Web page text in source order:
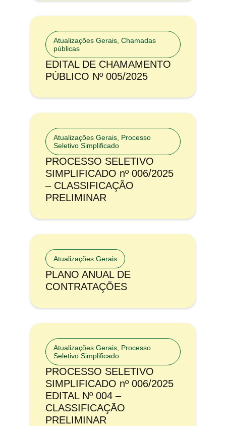
Atualizações Gerais Chamadas
públicas
EDITAL DE CHAMAMENTO
PÚBLICO Nº 005/2025
Atualizações Gerais Processo
Seletivo Simplificado
PROCESSO SELETIVO
SIMPLIFICADO nº 006/2025
– CLASSIFICAÇÃO
PRELIMINAR
Atualizações Gerais
PLANO ANUAL DE
CONTRATAÇÕES
Atualizações Gerais Processo
Seletivo Simplificado
PROCESSO SELETIVO
SIMPLIFICADO nº 006/2025
EDITAL Nº 004 –
CLASSIFICAÇÃO
PRELIMINAR